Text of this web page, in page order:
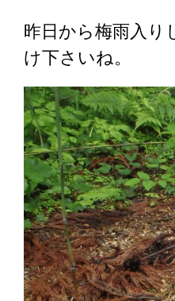
昨日から梅雨入り
け下さいね。